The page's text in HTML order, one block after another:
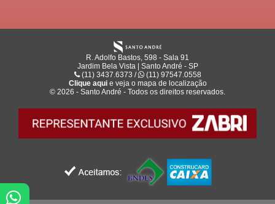
R. Adolfo Bastos, 598 - Sala 91
Jardim Bela Vista | Santo André - SP
(11) 3437.6373 /
(11) 97547.0558
Clique aquie veja o mapa de localização
© 2026 - Santo André - Todos os direitos reservados.